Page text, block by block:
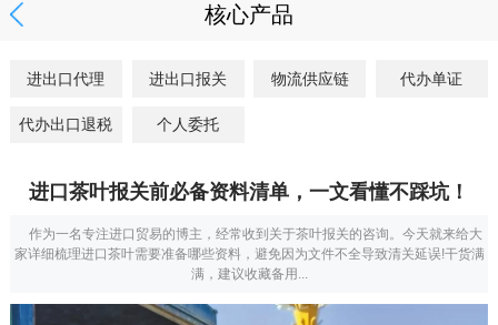
核心产品
进出口代理 进出口报关 物流供应链 代办单证
代办出口退税 个人委托
进口茶叶报关前必备资料清单，一文看懂不踩坑！
作为一名专注进口贸易的博主，经常收到关于茶叶报关的咨询。今天就来给大
家详细梳理进口茶叶需要准备哪些资料，避免因为文件不全导致清关延误!干货满
满，建议收藏备用...